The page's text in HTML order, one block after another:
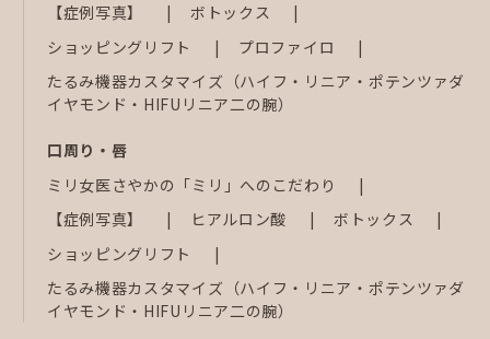
【症例写真】
ボトックス
ショッピングリフト
プロファイロ
たるみ機器カスタマイズ（ハイフ・リニア・ポテンツァダ
イヤモンド・HIFUリニア二の腕）
口周り・唇
ミリ女医さやかの「ミリ」へのこだわり
【症例写真】
ヒアルロン酸
ボトックス
ショッピングリフト
たるみ機器カスタマイズ（ハイフ・リニア・ポテンツァダ
イヤモンド・HIFUリニア二の腕）